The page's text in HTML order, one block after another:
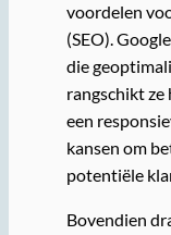
voordelen
(SEO).
die
rangschikt
een
kansen om
potentiële
Bovendien